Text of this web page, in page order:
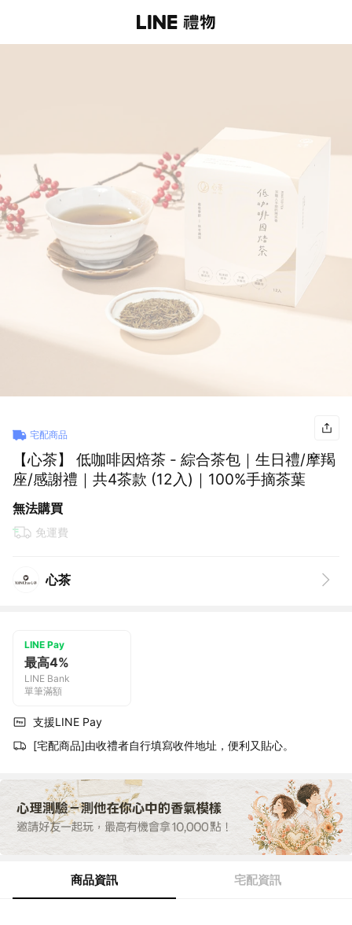
宅配商品
【心茶】 低咖啡因焙茶 - 綜合茶包｜生日禮/摩羯
座/感謝禮｜共4茶款 (12入)｜100%手摘茶葉
無法購買
免運費
心茶
LINE Pay
最高4%
LINE Bank
單筆滿額
支援LINE Pay
[宅配商品]由收禮者自行填寫收件地址，便利又貼心。
商品資訊 宅配資訊